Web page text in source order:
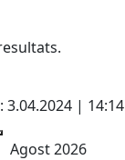
| 14:14
Agost 2026